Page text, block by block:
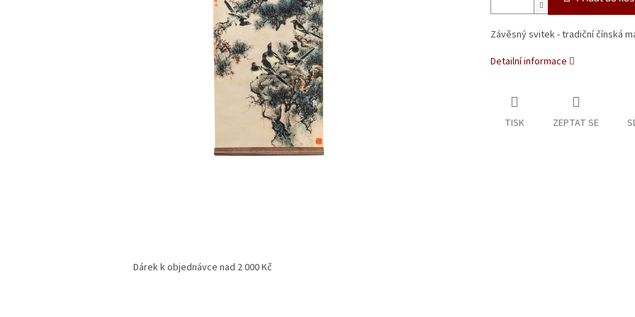
Závěsný svitek - tradiční čínská
Detailní informace
TISK ZEPTAT SE
Dárek k objednávce nad 2 000 Kč